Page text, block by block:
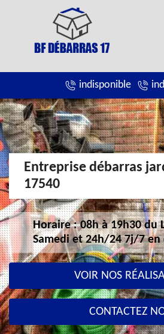
indisponible
Entreprise débarras
17540
Horaire : 08h à 19h30 du
Samedi et 24h/24 7j/7 en
VOIR NOS
CONTACTEZ